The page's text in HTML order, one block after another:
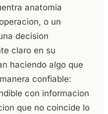
anatomia
o un
decision
claro en su
haciendo algo que
confiable:
con informacion
que no coincide lo